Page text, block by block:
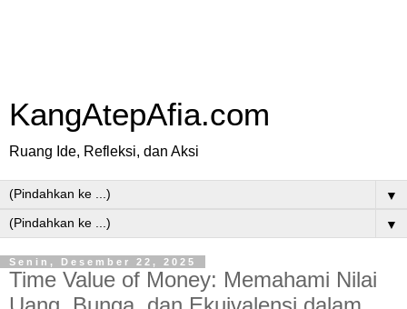
KangAtepAfia.com
Ruang Ide, Refleksi, dan Aksi
▼
▼
Senin, Desember 22, 2025
Time Value of Money: Memahami Nilai